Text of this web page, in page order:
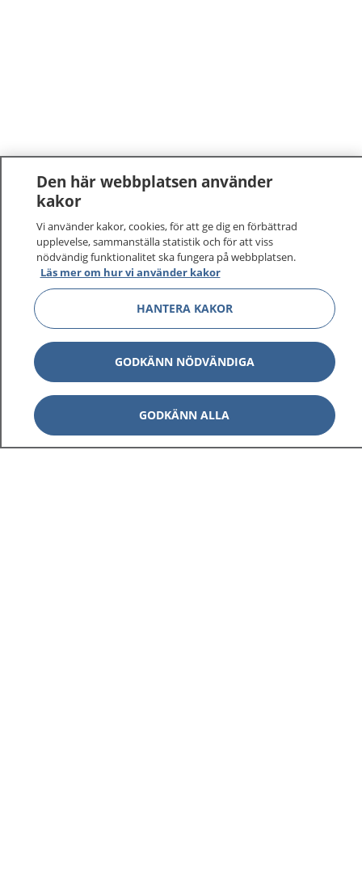
Den här webbplatsen använder
kakor
Vi använder kakor, cookies, för att ge dig en förbättrad
upplevelse, sammanställa statistik och för att viss
nödvändig funktionalitet ska fungera på webbplatsen.
Läs mer om hur vi använder kakor
HANTERA KAKOR
GODKÄNN NÖDVÄNDIGA
GODKÄNN ALLA